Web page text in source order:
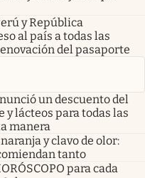
y República
al país a todas las
del pasaporte
un descuento del
y lácteos para todas las
manera
y clavo de olor:
tanto
para cada